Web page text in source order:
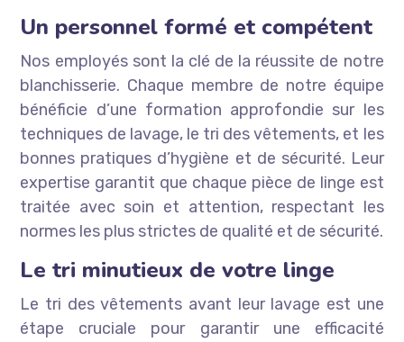
Un personnel formé et compétent
Nos employés sont la clé de la réussite de notre
blanchisserie. Chaque membre de notre équipe
bénéficie d’une formation approfondie sur les
techniques de lavage, le tri des vêtements, et les
bonnes pratiques d’hygiène et de sécurité. Leur
expertise garantit que chaque pièce de linge est
traitée avec soin et attention, respectant les
normes les plus strictes de qualité et de sécurité.
Le tri minutieux de votre linge
Le tri des vêtements avant leur lavage est une
étape cruciale pour garantir une efficacité